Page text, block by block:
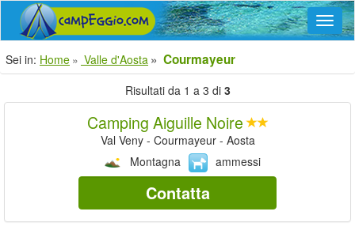
Sei in: Home Valle d'Aosta Courmayeur
Risultati da 1 a 3 di 3
Camping Aiguille Noire
Val Veny - Courmayeur - Aosta
Montagna
ammessi
Contatta